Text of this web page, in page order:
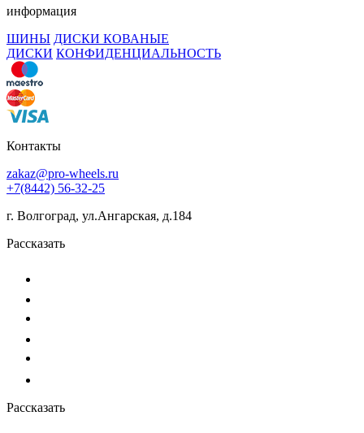
информация
ШИНЫ ДИСКИ КОВАНЫЕ
ДИСКИ КОНФИДЕНЦИАЛЬНОСТЬ
Контакты
zakaz@pro-wheels.ru
+7(8442) 56-32-25
г. Волгоград, ул.Ангарская, д.184
Рассказать
Рассказать